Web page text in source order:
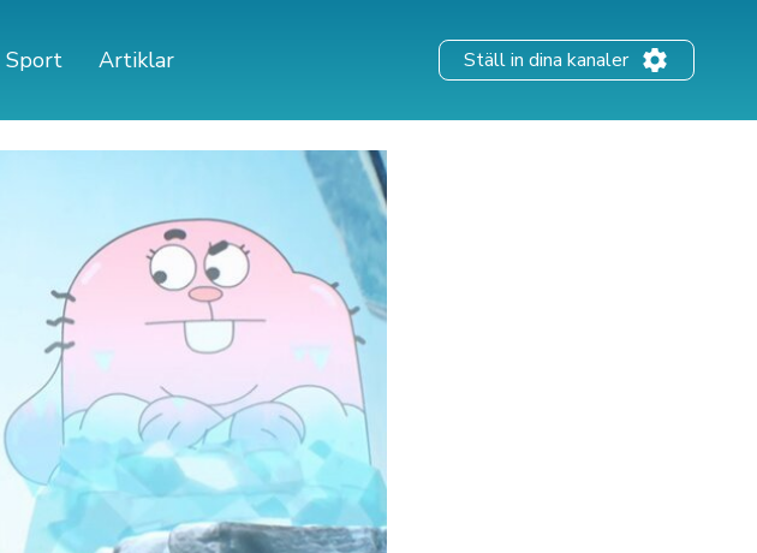
Sport Artiklar Ställ in dina kanaler